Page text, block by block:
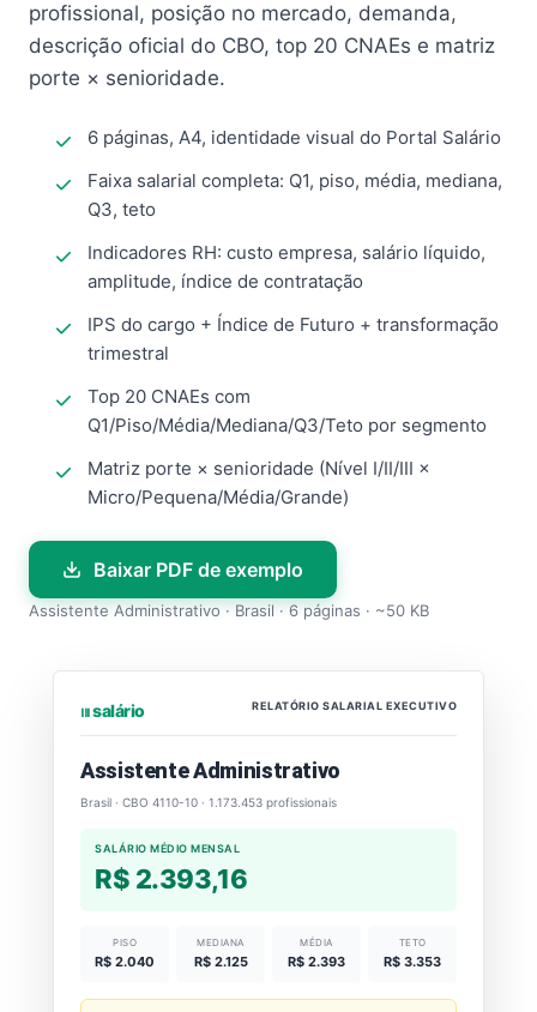
profissional, posição no mercado, demanda,
descrição oficial do CBO, top 20 CNAEs e matriz
porte × senioridade.
6 páginas, A4, identidade visual do Portal Salário
Faixa salarial completa: Q1, piso, média, mediana,
Q3, teto
Indicadores RH: custo empresa, salário líquido,
amplitude, índice de contratação
IPS do cargo + Índice de Futuro + transformação
trimestral
Top 20 CNAEs com
Q1/Piso/Média/Mediana/Q3/Teto por segmento
Matriz porte × senioridade (Nível I/II/III ×
Micro/Pequena/Média/Grande)
Baixar PDF de exemplo
Assistente Administrativo · Brasil · 6 páginas · ~50 KB
⏐⏐⏐ salário RELATÓRIO SALARIAL EXECUTIVO
Assistente Administrativo
Brasil · CBO 4110-10 · 1.173.453 profissionais
SALÁRIO MÉDIO MENSAL
R$ 2.393,16
PISO
R$ 2.040
MEDIANA
R$ 2.125
MÉDIA
R$ 2.393
TETO
R$ 3.353